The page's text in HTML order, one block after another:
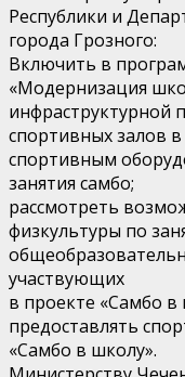
Республики и
города Грозного:
Включить в
«Модернизация
инфраструктурной
спортивных залов
спортивным
занятия самбо;
рассмотреть
физкультуры по
участвующих
в проекте «Самбо в
предоставлять
«Самбо в школу».